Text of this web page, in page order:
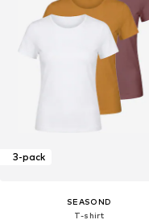
3-pack
SEASOND
T-shirt